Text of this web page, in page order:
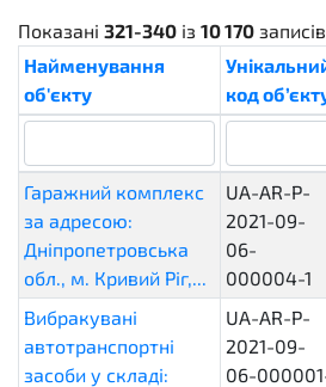
Показані 321-340 із 10 170
Найменування
об'єкту
код
Гаражний комплекс
за адресою:
Дніпропетровська
обл., м. Кривий Ріг,...
UA-AR-P-
2021-09-
06-
000004-1
Вибракувані
автотранспортні
засоби у складі:
UA-AR-P-
2021-09-
06-